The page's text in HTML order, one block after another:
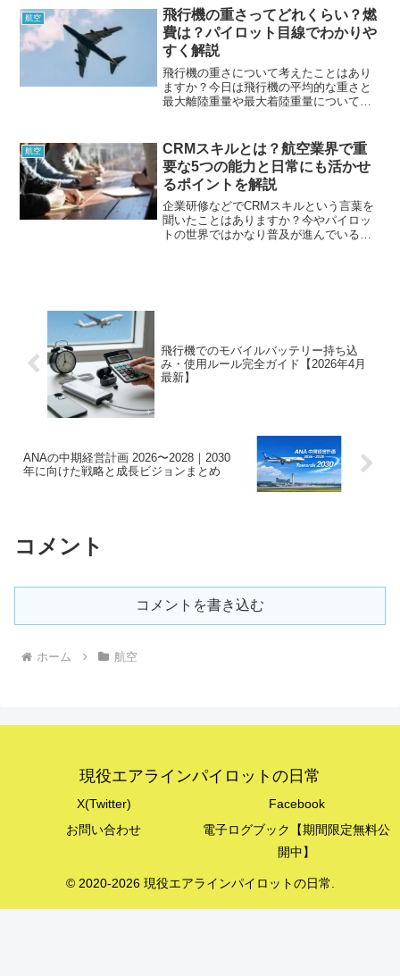
パイロット視点からの考察も含め、今回
の事故についてまとめていきたいと思い
ます。
航空
飛行機の重さってどれくらい？燃
費は？パイロット目線でわかりや
すく解説
飛行機の重さについて考えたことはあり
ますか？今日は飛行機の平均的な重さと
最大離陸重量や最大着陸重量についてま
があるので興味のある方は見てみてくだ
さいね。
航空
CRMスキルとは？航空業界で重
要な5つの能力と日常にも活かせ
るポイントを解説
企業研修などでCRMスキルという言葉を
聞いたことはありますか？今やパイロッ
トの世界ではかなり普及が進んでいるス
飛行機でのモバイルバッテリー持ち込
み・使用ルール完全ガイド【2026年4月
最新】
ANAの中期経営計画 2026〜2028｜2030
年に向けた戦略と成長ビジョンまとめ
コメント
コメントを書き込む
ホーム 航空
現役エアラインパイロットの日常
X(Twitter)
Facebook
お問い合わせ
電子ログブック【期間限定無料公
開中】
© 2020-2026 現役エアラインパイロットの日常.